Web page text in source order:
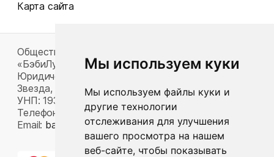
Мы используем куки
Мы используем файлы куки и
другие технологии
отслеживания для улучшения
вашего просмотра на нашем
веб-сайте, чтобы показывать
Карта сайта
Общество с ограниченной ответственностью
«БэбиЛук»
Юридический адрес: 220117, г. Минск, пр-т Газеты
Звезда, д. 16, пом. 52
УНП: 193815124
Телефон:
+375 33 392 66 63
Email: babylook.gm@gmail.com .